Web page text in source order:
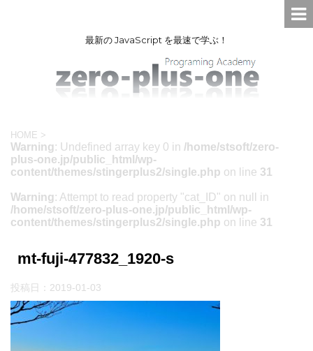
最新の JavaScript を最速で学ぶ！
HOME >
Warning: Undefined array key 0 in /home/stsoft/zero-
plus-one.jp/public_html/wp-
content/themes/stingerplus2/single.php on line 31
Warning: Attempt to read property "cat_ID" on null in
/home/stsoft/zero-plus-one.jp/public_html/wp-
content/themes/stingerplus2/single.php on line 31
mt-fuji-477832_1920-s
投稿日： 2019-01-03